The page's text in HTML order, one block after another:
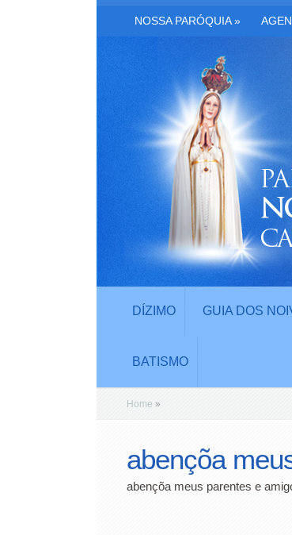
NOSSA PARÓQUIA»
DÍZIMO GUIA DOS
BATISMO
Home »
abençõa
abençõa meus parentes e